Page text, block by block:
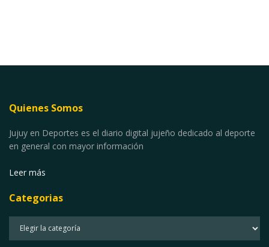
Quienes Somos
Jujuy en Deportes es el diario digital jujeño dedicado al deporte
en general con mayor información
Leer más
Categorias